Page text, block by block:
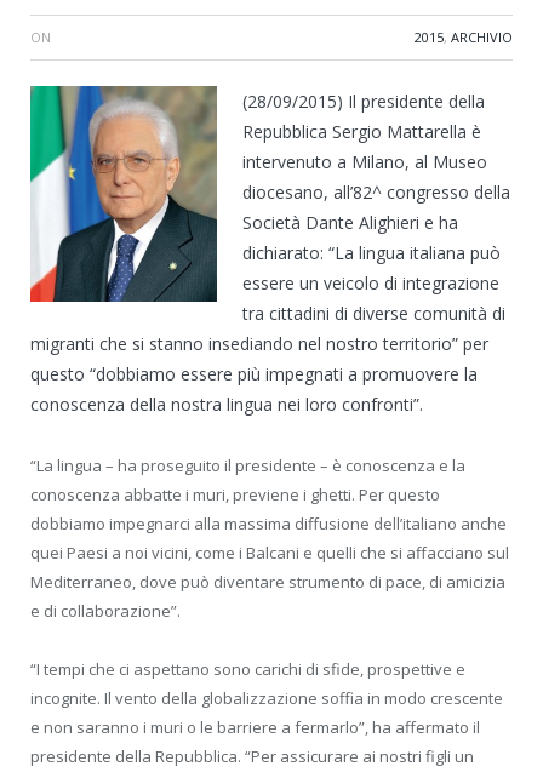
ON 2015, ARCHIVIO
(28/09/2015) Il presidente della
Repubblica Sergio Mattarella è
intervenuto a Milano, al Museo
diocesano, all’82^ congresso della
Società Dante Alighieri e ha
dichiarato: “La lingua italiana può
essere un veicolo di integrazione
tra cittadini di diverse comunità di
migranti che si stanno insediando nel nostro territorio” per
questo “dobbiamo essere più impegnati a promuovere la
conoscenza della nostra lingua nei loro confronti”.
“La lingua – ha proseguito il presidente – è conoscenza e la
conoscenza abbatte i muri, previene i ghetti. Per questo
dobbiamo impegnarci alla massima diffusione dell’italiano anche
quei Paesi a noi vicini, come i Balcani e quelli che si affacciano sul
Mediterraneo, dove può diventare strumento di pace, di amicizia
e di collaborazione”.
“I tempi che ci aspettano sono carichi di sfide, prospettive e
incognite. Il vento della globalizzazione soffia in modo crescente
e non saranno i muri o le barriere a fermarlo”, ha affermato il
presidente della Repubblica. “Per assicurare ai nostri figli un